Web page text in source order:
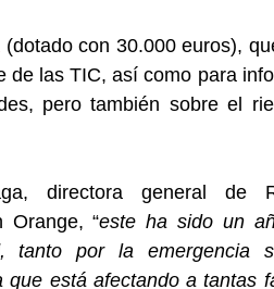
(dotado con 30.000 euros),
de las TIC, así como para
pero también sobre el
directora general de
Orange, “este ha sido un
por la emergencia
está afectando a tantas